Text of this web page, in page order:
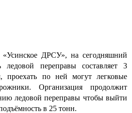
ДРСУ», на сегодняшний
ледовой переправы составляет 3
проехать по ней могут легковые
Организация продолжит
ледовой переправы чтобы выйти
в 25 тонн.